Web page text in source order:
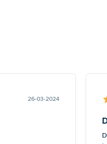
26-03-2024